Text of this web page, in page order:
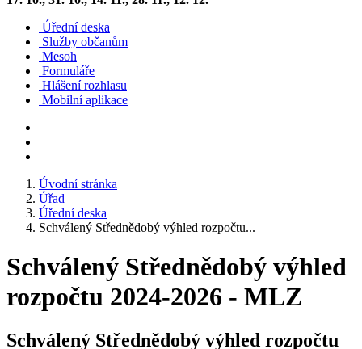
Úřední deska
Služby občanům
Mesoh
Formuláře
Hlášení rozhlasu
Mobilní aplikace
Úvodní stránka
Úřad
Úřední deska
Schválený Střednědobý výhled rozpočtu...
Schválený Střednědobý výhled
rozpočtu 2024-2026 - MLZ
Schválený Střednědobý výhled rozpočtu